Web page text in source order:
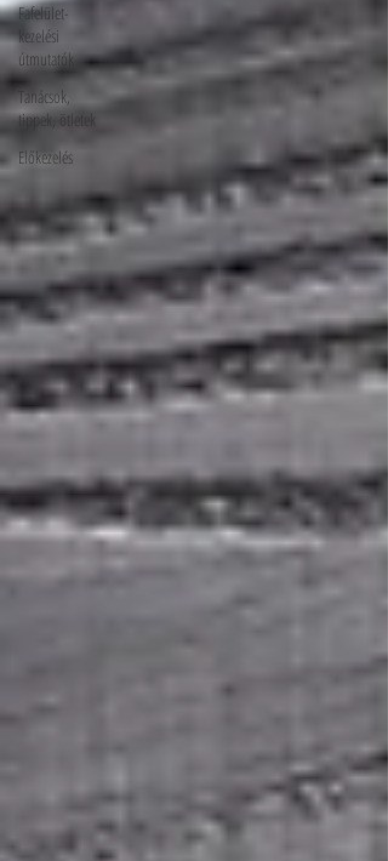
Fafelület-
kezelési
útmutatók
Tanácsok,
tippek, ötletek
Előkezelés